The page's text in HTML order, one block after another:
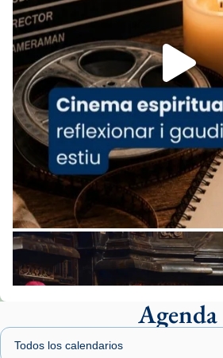
Aquest dilluns, 27 de juliol,
missa d’acció de gràcies
comitè organitzador de la
del Sant Pare Lleó XIV a
col·laboradors, a la
L’arquebisbe de Barcelona,
Josep Omella, ha presidit la
concelebrat el bisbe
Mons. David Abadías.
📸 Dr. G. Simón
Foto
View on Facebook Share
Arquebisbat de
1 week ago Agenda